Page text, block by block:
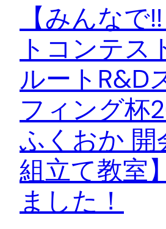
【みんなで
トコンテス
ルートR&D
フィング杯
ふくおか 開
組立て教室
ました！